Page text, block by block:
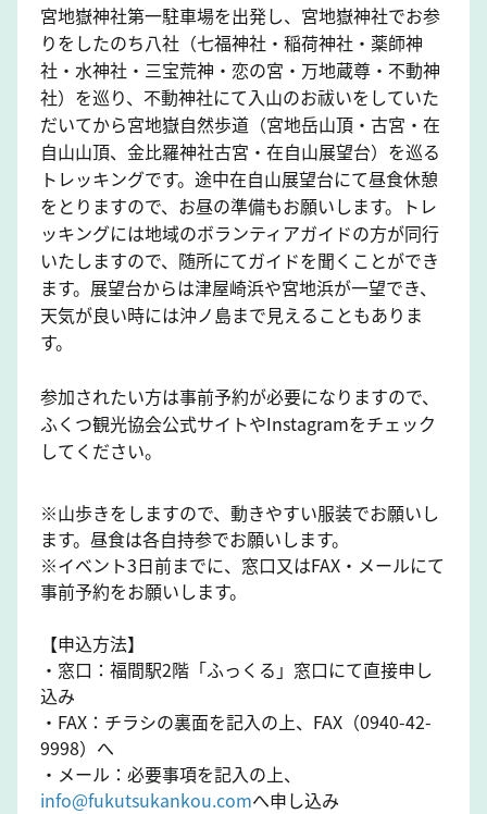
宮地嶽神社第一駐車場を出発し、宮地嶽神社でお参
りをしたのち八社（七福神社・稲荷神社・薬師神
社・水神社・三宝荒神・恋の宮・万地蔵尊・不動神
社）を巡り、不動神社にて入山のお祓いをしていた
だいてから宮地嶽自然歩道（宮地岳山頂・古宮・在
自山山頂、金比羅神社古宮・在自山展望台）を巡る
トレッキングです。途中在自山展望台にて昼食休憩
をとりますので、お昼の準備もお願いします。トレ
ッキングには地域のボランティアガイドの方が同行
いたしますので、随所にてガイドを聞くことができ
ます。展望台からは津屋崎浜や宮地浜が一望でき、
天気が良い時には沖ノ島まで見えることもありま
す。
参加されたい方は事前予約が必要になりますので、
ふくつ観光協会公式サイトやInstagramをチェック
してください。
※山歩きをしますので、動きやすい服装でお願いし
ます。昼食は各自持参でお願いします。
※イベント3日前までに、窓口又はFAX・メールにて
事前予約をお願いします。
【申込方法】
・窓口：福間駅2階「ふっくる」窓口にて直接申し
込み
・FAX：チラシの裏面を記入の上、FAX（0940-42-
9998）へ
・メール：必要事項を記入の上、
info@fukutsukankou.comへ申し込み